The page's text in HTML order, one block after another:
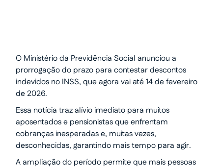
O Ministério da Previdência Social anunciou a
prorrogação do prazo para contestar descontos
indevidos no INSS, que agora vai até 14 de fevereiro
de 2026.
Essa notícia traz alívio imediato para muitos
aposentados e pensionistas que enfrentam
cobranças inesperadas e, muitas vezes,
desconhecidas, garantindo mais tempo para agir.
A ampliação do período permite que mais pessoas